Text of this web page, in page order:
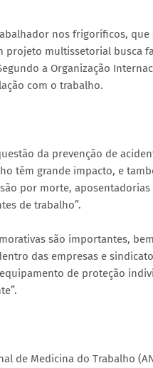
nos frigoríficos,
projeto multissetorial
a Organização
com o trabalho.
da prevenção de
têm grande impacto, e
por morte,
de trabalho”.
são importantes,
das empresas e
de proteção
de Medicina do Trabalho